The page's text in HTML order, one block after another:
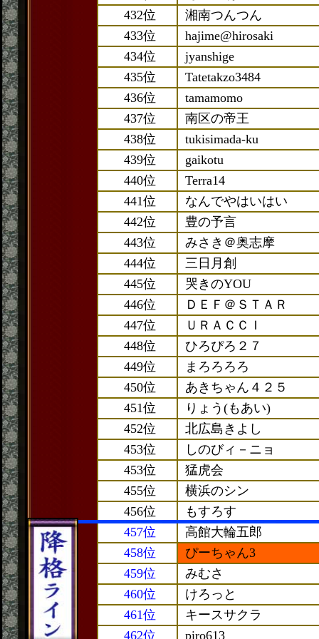
432位
湘南つんつん
433位
hajime@hirosaki
434位
jyanshige
435位
Tatetakzo3484
436位
tamamomo
437位
南区の帝王
438位
tukisimada-ku
439位
gaikotu
440位
Terra14
441位
なんでやはいはい
442位
豊の予言
443位
みさき＠奥志摩
444位
三日月創
445位
哭きのYOU
446位
ＤＥＦ＠ＳＴＡＲ
447位
ＵＲＡＣＣＩ
448位
ひろぴろ２７
449位
まろろろろ
450位
あきちゃん４２５
451位
りょう(もあい)
452位
北広島きよし
453位
しのびィ－ニョ
453位
猛虎会
455位
横浜のシン
456位
もすろす
457位
高館大輪五郎
458位
ぴーちゃん3
459位
みむさ
460位
けろっと
461位
キースサクラ
462位
piro613